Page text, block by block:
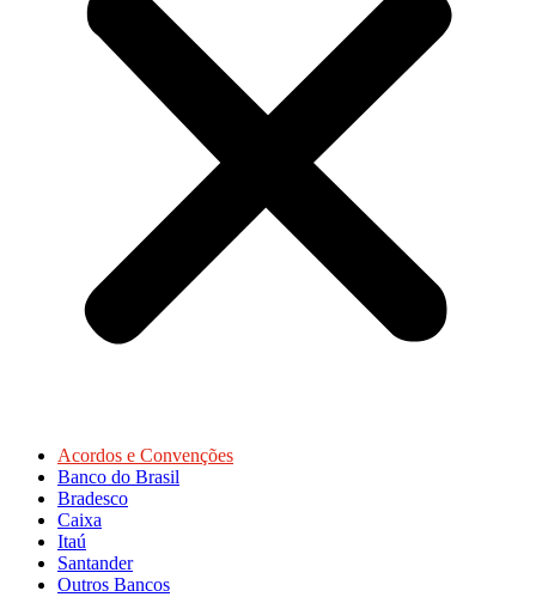
Acordos e Convenções
Banco do Brasil
Bradesco
Caixa
Itaú
Santander
Outros Bancos